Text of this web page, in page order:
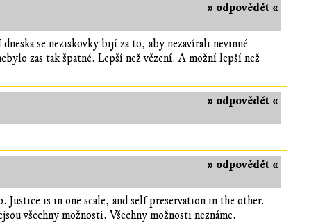
» odpovědět «
se neziskovky bijí za to, aby nezavírali nevinné
zas tak špatné. Lepší než vězení. A možní lepší než
» odpovědět «
» odpovědět «
is in one scale, and self-preservation in the other.
všechny možnosti. Všechny možnosti neznáme.